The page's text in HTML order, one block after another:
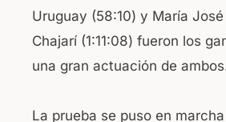
Uruguay (58:10) y María
Chajarí (1:11:08) fueron los
una gran actuación de
La prueba se puso en